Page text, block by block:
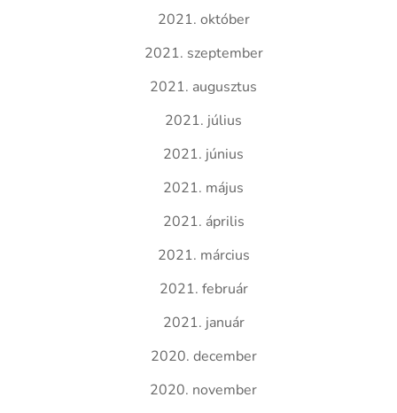
2021. október
2021. szeptember
2021. augusztus
2021. július
2021. június
2021. május
2021. április
2021. március
2021. február
2021. január
2020. december
2020. november